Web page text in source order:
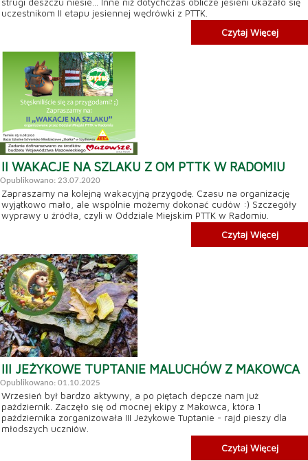
uczestnikom II etapu jesiennej wędrówki z PTTK.
Czytaj Więcej
II WAKACJE NA SZLAKU Z OM PTTK W RADOMIU
Opublikowano: 23.07.2020
Zapraszamy na kolejną wakacyjną przygodę. Czasu na organizację
wyjątkowo mało, ale wspólnie możemy dokonać cudów :) Szczegóły
wyprawy u źródła, czyli w Oddziale Miejskim PTTK w Radomiu.
Czytaj Więcej
III JEŻYKOWE TUPTANIE MALUCHÓW Z MAKOWCA
Opublikowano: 01.10.2025
Wrzesień był bardzo aktywny, a po piętach depcze nam już
październik. Zaczęło się od mocnej ekipy z Makowca, która 1
października zorganizowała III Jeżykowe Tuptanie - rajd pieszy dla
młodszych uczniów.
Czytaj Więcej